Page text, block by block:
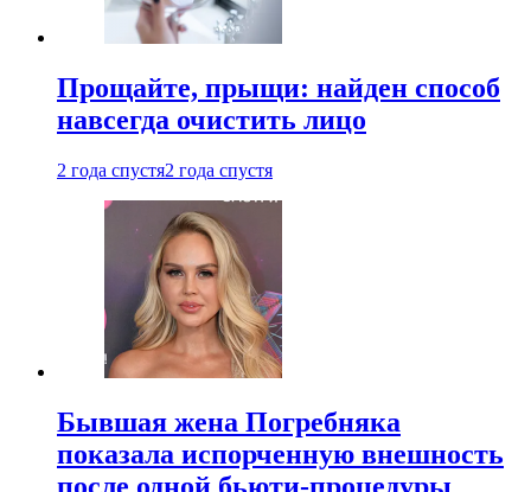
Прощайте, прыщи: найден способ
навсегда очистить лицо
2 года спустя2 года спустя
Бывшая жена Погребняка
показала испорченную внешность